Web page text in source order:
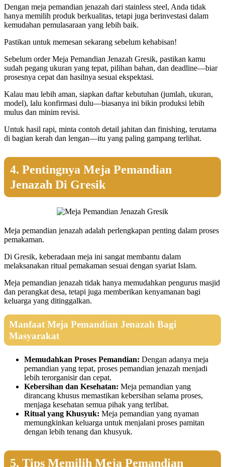
Dengan meja pemandian jenazah dari stainless steel, Anda tidak
hanya memilih produk berkualitas, tetapi juga berinvestasi dalam
kemudahan pemulasaraan yang lebih baik.
Pastikan untuk memesan sekarang sebelum kehabisan!
Sebelum order Meja Pemandian Jenazah Gresik, pastikan kamu
sudah pegang ukuran yang tepat, pilihan bahan, dan deadline—biar
prosesnya cepat dan hasilnya sesuai ekspektasi.
Kalau mau lebih aman, siapkan daftar kebutuhan (jumlah, ukuran,
model), lalu konfirmasi dulu—biasanya ini bikin produksi lebih
mulus dan minim revisi.
Untuk hasil rapi, minta contoh detail jahitan dan finishing, terutama
di bagian kerah dan lengan—itu yang paling gampang terlihat.
4. Pentingnya Meja Pemandian
Jenazah Di Gresik
Meja pemandian jenazah adalah perlengkapan penting dalam proses
pemakaman.
Di Gresik, keberadaan meja ini sangat membantu dalam
melaksanakan ritual pemakaman sesuai dengan syariat Islam.
Meja pemandian jenazah tidak hanya memudahkan pengurus masjid
dan perangkat desa, tetapi juga memberikan kenyamanan bagi
keluarga yang ditinggalkan.
Manfaat Meja Pemandian Jenazah Bagi
Masyarakat
Memudahkan Proses Pemandian: Dengan adanya meja
pemandian yang tepat, proses pemandian jenazah menjadi
lebih terorganisir dan cepat.
Kebersihan dan Kesehatan: Meja pemandian yang
dirancang khusus memastikan kebersihan selama proses,
menjaga kesehatan semua pihak yang terlibat.
Ritual yang Khusyuk: Meja pemandian yang nyaman
memungkinkan keluarga untuk menjalani proses pamitan
dengan lebih tenang dan khusyuk.
5. Tips Memilih Meja Pemandian